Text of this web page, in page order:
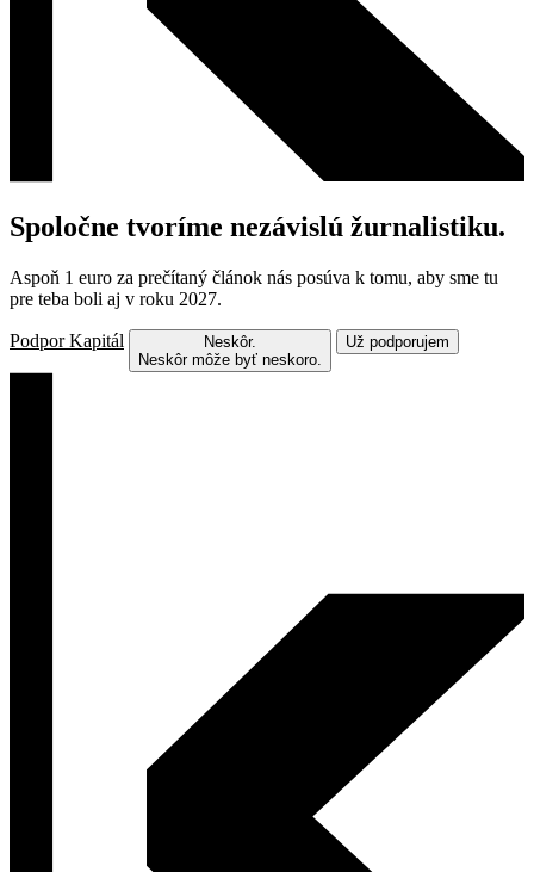
Spoločne tvoríme nezávislú žurnalistiku.
Aspoň 1 euro za prečítaný článok nás posúva k tomu, aby sme tu
pre teba boli aj v roku 2027.
Podpor Kapitál
Neskôr.
Neskôr môže byť neskoro.
Už podporujem